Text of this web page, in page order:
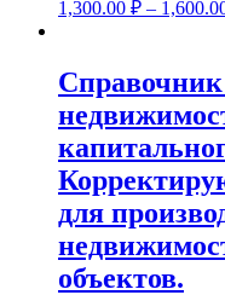
1,300.00 ₽ –
для
объектов.